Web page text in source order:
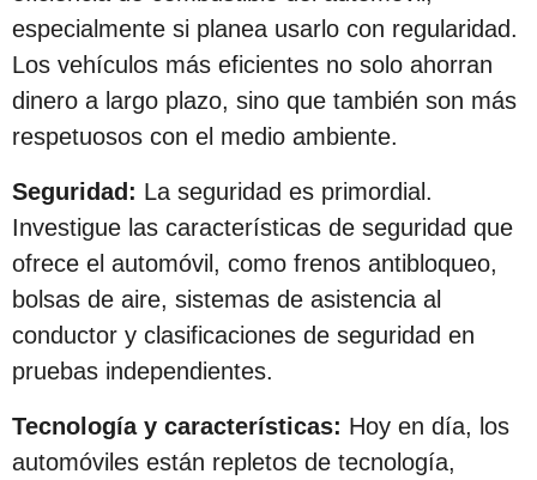
especialmente si planea usarlo con regularidad.
Los vehículos más eficientes no solo ahorran
dinero a largo plazo, sino que también son más
respetuosos con el medio ambiente.
Seguridad: La seguridad es primordial.
Investigue las características de seguridad que
ofrece el automóvil, como frenos antibloqueo,
bolsas de aire, sistemas de asistencia al
conductor y clasificaciones de seguridad en
pruebas independientes.
Tecnología y características: Hoy en día, los
automóviles están repletos de tecnología,